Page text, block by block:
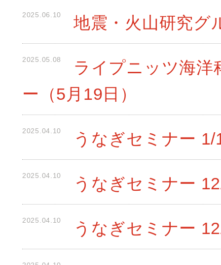
2025.06.10 地震・火山研究グ
2025.05.08
ライプニッツ海洋
ー（5月19日）
2025.04.10 うなぎセミナー 1/
2025.04.10 うなぎセミナー
2025.04.10 うなぎセミナー